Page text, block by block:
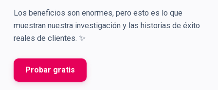
Los beneficios son enormes, pero esto es lo que
muestran nuestra investigación y las historias de éxito
reales de clientes. ✨
Probar gratis